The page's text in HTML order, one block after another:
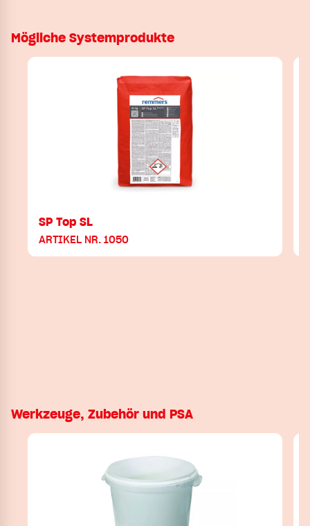
Mögliche Systemprodukte
SP Top SL
ARTIKEL NR. 1050
Werkzeuge, Zubehör und PSA